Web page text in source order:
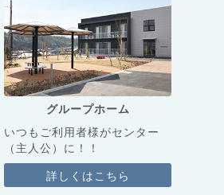
グループホーム
いつもご利用者様がセンター
（主人公）に！！
詳しくはこちら